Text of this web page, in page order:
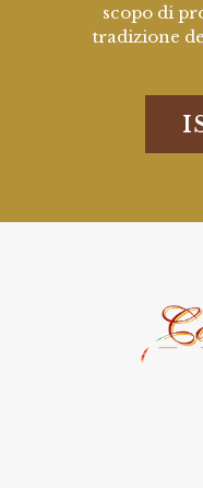
scopo di
tradizione